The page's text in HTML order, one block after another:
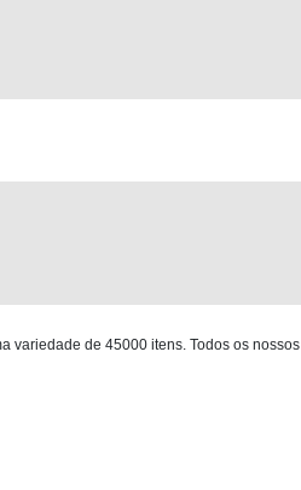
variedade de 45000 itens. Todos os nossos